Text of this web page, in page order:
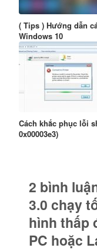
( Tips ) Hướng dẫn
Windows 10
Cách khắc phục lỗi
0x00003e3)
2 bình
3.0 chạy
hình thấp
PC hoặc